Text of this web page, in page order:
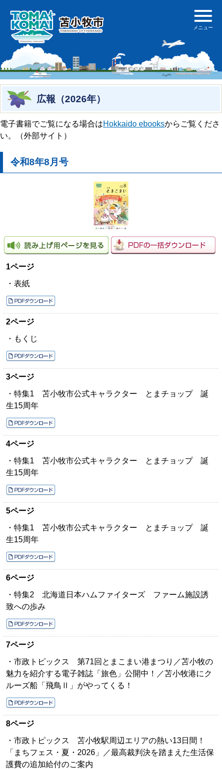
広報（2026年）
電子書籍でご覧になる場合はHokkaido ebooksからご覧くださ
い。（外部サイト）
令和8年8月号
1ページ
・表紙
2ページ
・もくじ
3ページ
・特集1 苫小牧市公式キャラクター とまチョップ 誕
生15周年
4ページ
・特集1 苫小牧市公式キャラクター とまチョップ 誕
生15周年
5ページ
・特集1 苫小牧市公式キャラクター とまチョップ 誕
生15周年
6ページ
・特集2 北海道日本ハムファイターズ ファーム施設誘
致への歩み
7ページ
・市政トピックス 第71回とまこまい港まつり／苫小牧の
魅力を紹介する電子雑誌「旅色」公開中！／苫小牧港にク
ルーズ船「飛鳥Ⅱ」がやってくる！
8ページ
・市政トピックス 苫小牧駅周辺エリアの熱い13日間！
「まちフェス・夏・2026」／最高裁判決を踏まえた生活保
護費の追加給付のご案内